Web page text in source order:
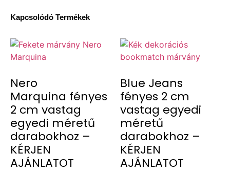
Kapcsolódó Termékek
Nero
Marquina fényes
2 cm vastag
egyedi méretű
darabokhoz –
KÉRJEN
AJÁNLATOT
Blue Jeans
fényes 2 cm
vastag egyedi
méretű
darabokhoz –
KÉRJEN
AJÁNLATOT